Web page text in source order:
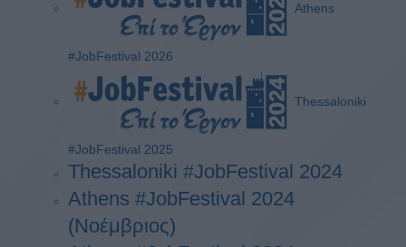
Athens
#JobFestival 2026
Thessaloniki
#JobFestival 2025
Thessaloniki #JobFestival 2024
Athens #JobFestival 2024
(Νοέμβριος)